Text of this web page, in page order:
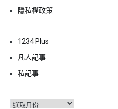
隱私權政策
1234 Plus
凡人記事
私記事
彙